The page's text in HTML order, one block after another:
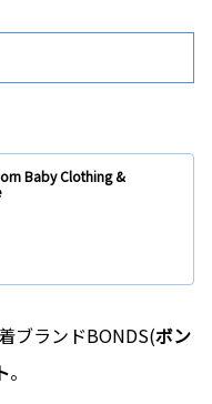
Baby Clothing &
ブランドBONDS(ボン
。